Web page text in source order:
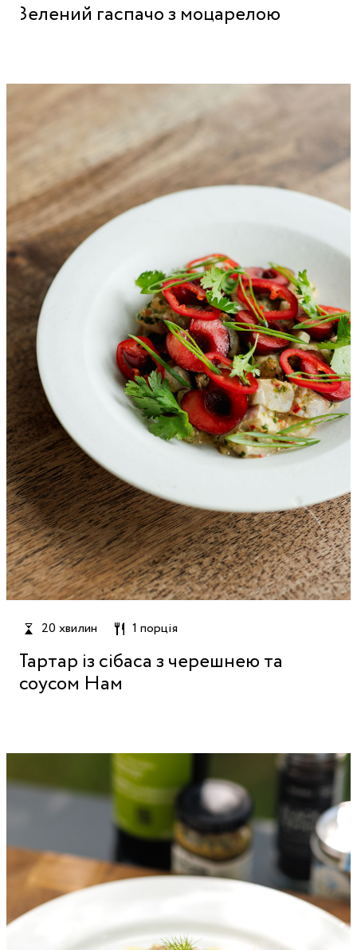
Зелений гаспачо з моцарелою
20 хвилин 1 порція
Тартар із сібаса з черешнею та
соусом Нам